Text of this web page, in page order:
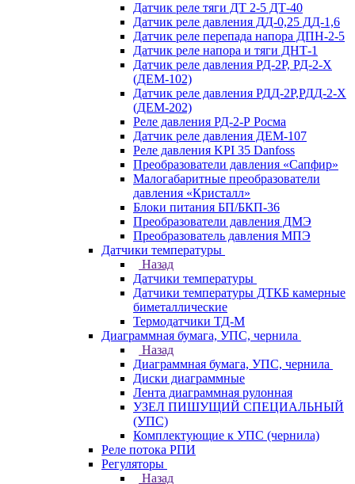
Датчик реле тяги ДТ 2-5 ДТ-40
Датчик реле давления ДД-0,25 ДД-1,6
Датчик реле перепада напора ДПН-2-5
Датчик реле напора и тяги ДНТ-1
Датчик реле давления РД-2Р, РД-2-Х
(ДЕМ-102)
Датчик реле давления РДД-2Р,РДД-2-Х
(ДЕМ-202)
Реле давления РД-2-Р Росма
Датчик реле давления ДЕМ-107
Реле давления KPI 35 Danfoss
Преобразователи давления «Сапфир»
Малогабаритные преобразователи
давления «Кристалл»
Блоки питания БП/БКП-36
Преобразователи давления ДМЭ
Преобразователь давления МПЭ
Датчики температуры
Назад
Датчики температуры
Датчики температуры ДТКБ камерные
биметаллические
Термодатчики ТД-М
Диаграммная бумага, УПС, чернила
Назад
Диаграммная бумага, УПС, чернила
Диски диаграммные
Лента диаграммная рулонная
УЗЕЛ ПИШУЩИЙ СПЕЦИАЛЬНЫЙ
(УПС)
Комплектующие к УПС (чернила)
Реле потока РПИ
Регуляторы
Назад